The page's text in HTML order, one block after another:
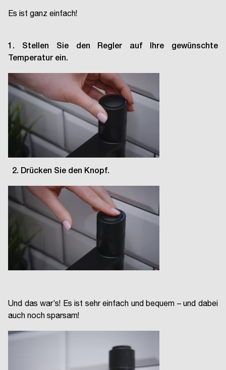
Es ist ganz einfach!
1. Stellen Sie den Regler auf Ihre gewünschte
Temperatur ein.
2. Drücken Sie den Knopf.
Und das war’s! Es ist sehr einfach und bequem – und dabei
auch noch sparsam!